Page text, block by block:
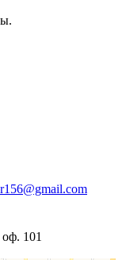
оф. 101